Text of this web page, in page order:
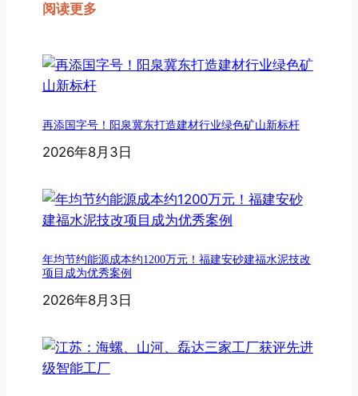
阅读更多
再添国字号！阳泉冀东打造建材行业绿色矿山新标杆
2026年8月3日
年均节约能源成本约1200万元！福建安砂建福水泥技改
项目成为优秀案例
2026年8月3日